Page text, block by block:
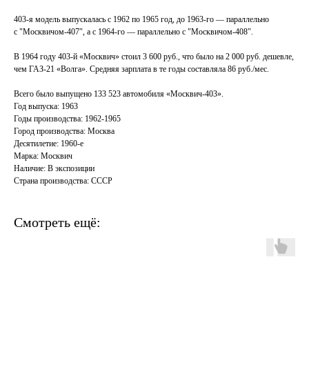
403-я модель выпускалась с 1962 по 1965 год, до 1963-го — параллельно
с "Москвичом-407″, а с 1964-го — параллельно с "Москвичом-408″.
В 1964 году 403-й «Москвич» стоил 3 600 руб., что было на 2 000 руб. дешевле,
чем ГАЗ-21 «Волга». Средняя зарплата в те годы составляла 86 руб./мес.
Всего было выпущено 133 523 автомобиля «Москвич-403».
Год выпуска: 1963
Годы производства: 1962-1965
Город производства: Москва
Десятилетие: 1960-е
Марка: Москвич
Наличие: В экспозиции
Страна производства: СССР
Смотреть ещё: